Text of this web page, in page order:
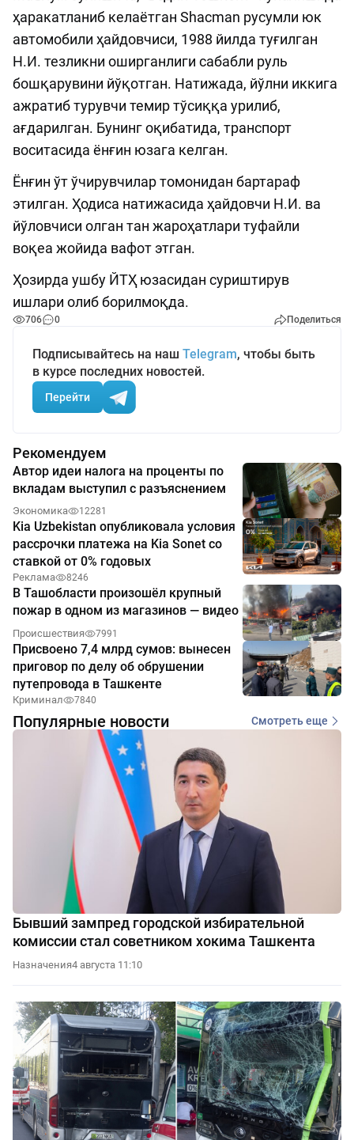
ҳаракатланиб келаётган Shacman русумли юк
автомобили ҳайдовчиси, 1988 йилда туғилган
Н.И. тезликни оширганлиги сабабли руль
бошқарувини йўқотган. Натижада, йўлни иккига
ажратиб турувчи темир тўсиққа урилиб,
ағдарилган. Бунинг оқибатида, транспорт
воситасида ёнғин юзага келган.
Ёнғин ўт ўчирувчилар томонидан бартараф
этилган. Ҳодиса натижасида ҳайдовчи Н.И. ва
йўловчиси олган тан жароҳатлари туфайли
воқеа жойида вафот этган.
Ҳозирда ушбу ЙТҲ юзасидан суриштирув
ишлари олиб борилмоқда.
706 0 Поделиться
Подписывайтесь на наш Telegram, чтобы быть
в курсе последних новостей.
Перейти
Рекомендуем
Автор идеи налога на проценты по
вкладам выступил с разъяснением
Экономика 12281
Kia Uzbekistan опубликовала условия
рассрочки платежа на Kia Sonet со
ставкой от 0% годовых
Реклама 8246
В Ташобласти произошёл крупный
пожар в одном из магазинов — видео
Происшествия 7991
Присвоено 7,4 млрд сумов: вынесен
приговор по делу об обрушении
путепровода в Ташкенте
Криминал 7840
Популярные новости Смотреть еще
Бывший зампред городской избирательной
комиссии стал советником хокима Ташкента
Назначения4 августа 11:10